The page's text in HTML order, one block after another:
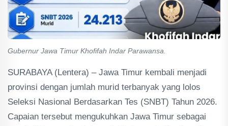
Gubernur Jawa Timur Khofifah Indar Parawansa.
SURABAYA (Lentera) – Jawa Timur kembali menjadi
provinsi dengan jumlah murid terbanyak yang lolos
Seleksi Nasional Berdasarkan Tes (SNBT) Tahun 2026.
Capaian tersebut mengukuhkan Jawa Timur sebagai